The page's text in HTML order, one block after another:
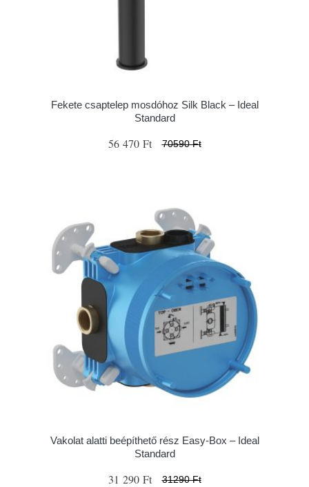
Fekete csaptelep mosdóhoz Silk Black – Ideal
Standard
56 470 Ft 70590 Ft
Vakolat alatti beépíthető rész Easy-Box – Ideal
Standard
31 290 Ft 31290 Ft